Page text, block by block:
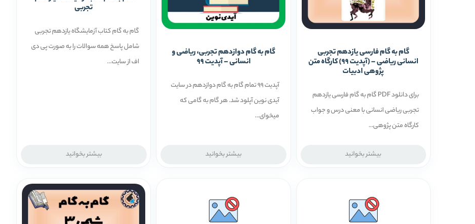
گام به گام فارسی یازدهم تجربی
انسانی ریاضی – (آپدیت 99) کارگاه متن
پژوهی ادبیات
برای دانلود PDF گام به گام فارسی یازدهم
تجربی ریاضی انسانی با معنی درس و جواب
کارگاه متن پژوهی...
بیشتر بخوانید
گام به گام دوازدهم تجربی، ریاضی و
انسانی – آپدیت 99
آپدیت 99 تمام گام به گام دوازدهم در سایت
آیدی نوین آپلود شد. هر گام به گامی که
میخوای...
بیشتر بخوانید
تجربی
گام به گام کتاب آزمایشگاه یازدهم تجربی
شامل پاسخ همه سوالات را به صورت پی دی
اف از سایت...
بیشتر بخوانید